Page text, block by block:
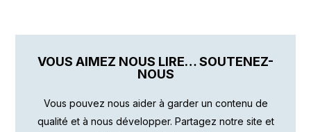
VOUS AIMEZ NOUS LIRE… SOUTENEZ-
NOUS
Vous pouvez nous aider à garder un contenu de
qualité et à nous développer. Partagez notre site et